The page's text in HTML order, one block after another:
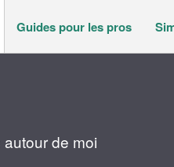
Guides pour les pros
de moi